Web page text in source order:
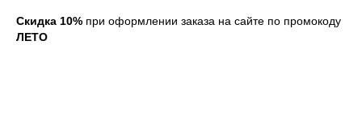
Скидка 10% при оформлении заказа на сайте по промокоду
ЛЕТО